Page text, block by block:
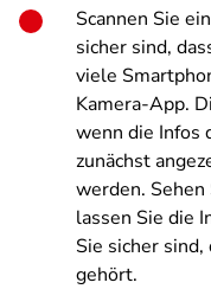
Scannen Sie
sicher sind,
viele
Kamera-App.
wenn die Infos
zunächst
werden. Sehen
lassen Sie die
Sie sicher
gehört.